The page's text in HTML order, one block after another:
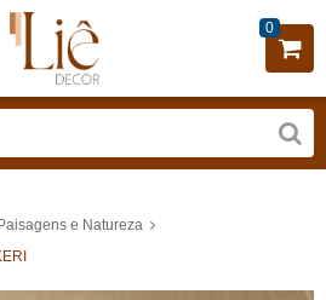
0
Paisagens e Natureza